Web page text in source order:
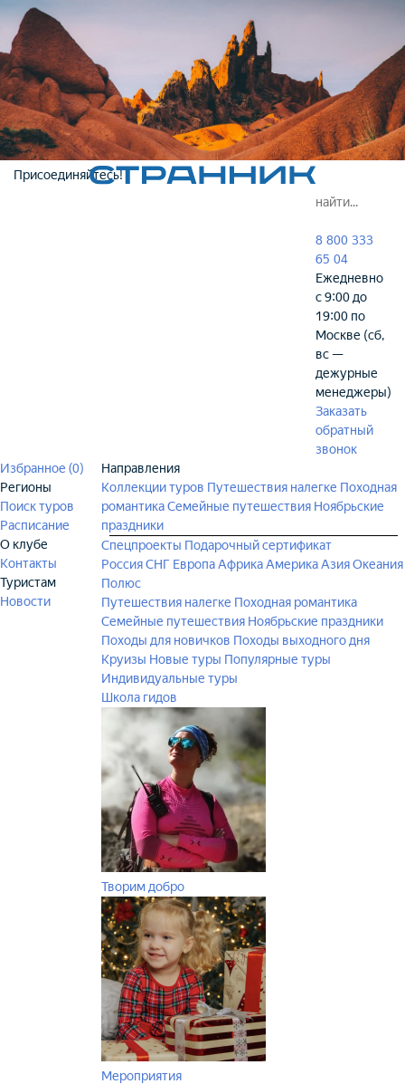
Присоединяйтесь!
8 800 333
65 04
Ежедневно
с 9:00 до
19:00 по
Москве (сб,
вс —
дежурные
менеджеры)
Заказать
обратный
звонок
Избранное (0)
Регионы
Поиск туров
Расписание
О клубе
Контакты
Туристам
Новости
Направления
Коллекции туров Путешествия налегке Походная
романтикаСемейные путешествия Ноябрьские
праздники
Спецпроекты Подарочный сертификат
РоссияСНГ ЕвропаАфрикаАмерикаАзияОкеания
Полюс
Путешествия налегке Походная романтика
Семейные путешествия Ноябрьские праздники
Походы для новичков Походы выходного дня
Круизы Новые туры Популярные туры
Индивидуальные туры
Школа гидов
Творим добро
Мероприятия